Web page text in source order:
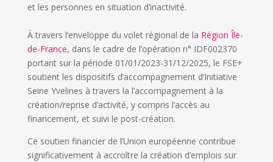
et les personnes en situation d’inactivité.
À travers l’enveloppe du volet régional de la Région Île-
de-France, dans le cadre de l’opération n° IDF002370
portant sur la période 01/01/2023-31/12/2025, le FSE+
soutient les dispositifs d’accompagnement d’Initiative
Seine Yvelines à travers la l’accompagnement à la
création/reprise d’activité, y compris l’accès au
financement, et suivi le post-création.
Ce soutien financier de l’Union européenne contribue
significativement à accroître la création d’emplois sur